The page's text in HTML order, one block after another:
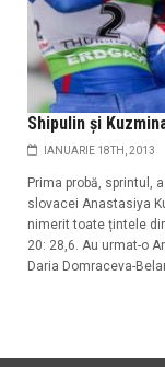
Shipulin și
IANUARIE 18TH, 2013
Prima probă, sprintul,
slovacei Anastasiya
nimerit toate țintele
20: 28,6. Au urmat-o
Daria Domraceva-